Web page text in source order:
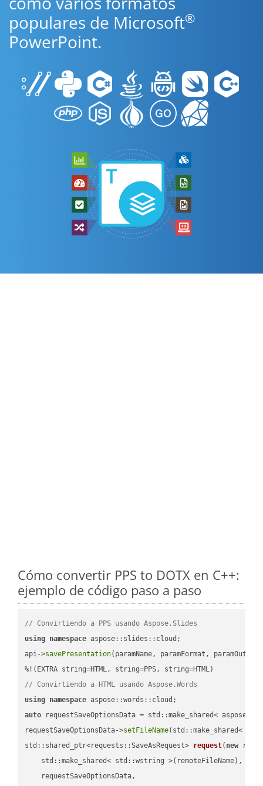
populares de Microsoft®
PowerPoint.
Cómo convertir PPS to DOTX en C++:
ejemplo de código paso a paso
// Convirtiendo a PPS usando Aspose.Slides
using namespace aspose::slides::cloud;
api->savePresentation(paramName, paramFormat,
// Convirtiendo a HTML usando Aspose.Words
using namespace
auto requestSaveOptionsData = std::make_shared<
requestSaveOptionsData->setFileName(std::make_shared<
std::shared_ptr<requests::SaveAsRequest> request( new
    std::make_shared< std::wstring >(remoteFileName),
    requestSaveOptionsData,